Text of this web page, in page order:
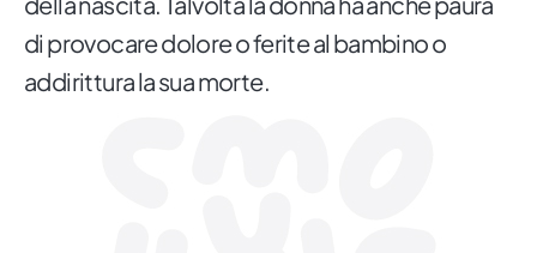
di provocare dolore o ferite al bambino o
addirittura la sua morte.